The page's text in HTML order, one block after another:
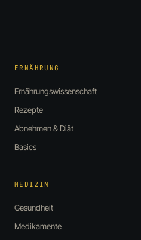
ERNÄHRUNG
Ernährungswissenschaft
Rezepte
Abnehmen & Diät
Basics
MEDIZIN
Gesundheit
Medikamente